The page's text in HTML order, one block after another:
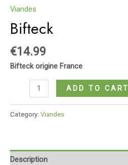
Viandes
Bifteck
€14.99
Bifteck origine France
quantity
ADD TO CART
Category: Viandes
Description